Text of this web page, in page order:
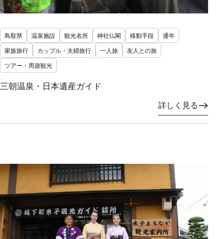
鳥取県 温泉施設 観光名所 神社仏閣 移動手段
通年
家族旅行
カップル・夫婦旅行 一人旅
友人との旅
ツアー・周遊観光
三朝温泉・日本遺産ガイド
詳しく見る